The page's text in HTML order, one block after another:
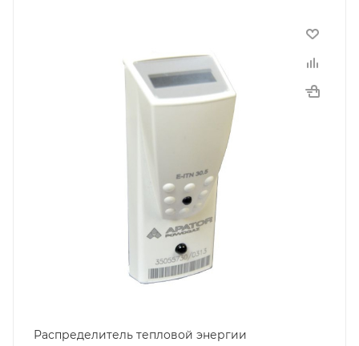
Распределитель тепловой энергии